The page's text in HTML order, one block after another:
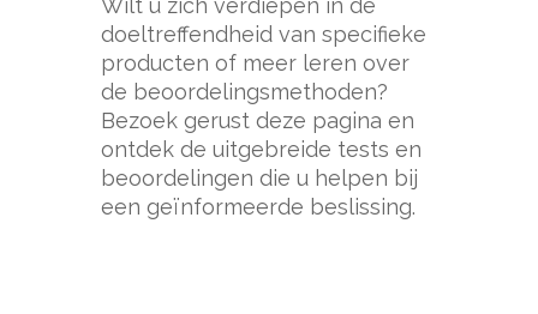
Wilt u zich verdiepen in de
doeltreffendheid van specifieke
producten of meer leren over
de beoordelingsmethoden?
Bezoek gerust deze pagina en
ontdek de uitgebreide tests en
beoordelingen die u helpen bij
een geïnformeerde beslissing.